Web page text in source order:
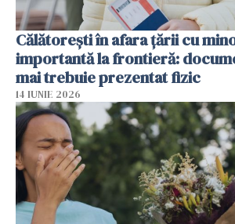
Călătorești în afara țării cu
importantă la frontieră:
mai trebuie prezentat fizic
14 IUNIE 2026